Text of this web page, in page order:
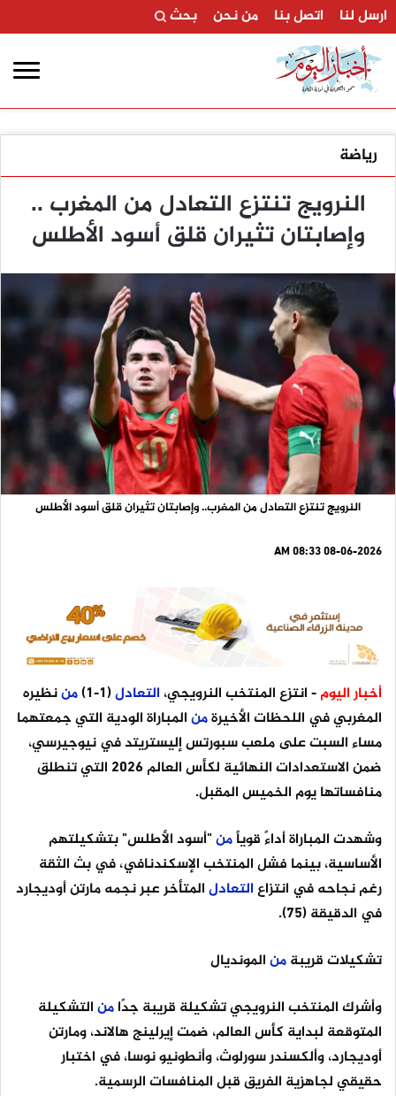
ارسل لنا اتصل بنا من نحن بحث
رياضة
النرويج تنتزع التعادل من المغرب ..
وإصابتان تثيران قلق أسود الأطلس
النرويج تنتزع التعادل من المغرب.. وإصابتان تثيران قلق أسود الأطلس
08-06-2026 08:33 AM
أخبار اليوم- انتزع المنتخب النرويجي، التعادل(1-1) مننظيره
المغربي في اللحظات الأخيرةمنالمباراة الودية التي جمعتهما
مساء السبت على ملعب سبورتس إليستريتد في نيوجيرسي،
ضمن الاستعدادات النهائية لكأس العالم 2026 التي تنطلق
منافساتها يوم الخميس المقبل.
وشهدت المباراة أداءً قوياًمن"أسود الأطلس" بتشكيلتهم
الأساسية، بينما فشل المنتخب الإسكندنافي، في بث الثقة
رغم نجاحه في انتزاعالتعادلالمتأخر عبر نجمه مارتن أوديجارد
في الدقيقة (75).
تشكيلات قريبةمنالمونديال
وأشرك المنتخب النرويجي تشكيلة قريبة جدًامنالتشكيلة
المتوقعة لبداية كأس العالم، ضمت إيرلينج هالاند، ومارتن
أوديجارد، وألكسندر سورلوث، وأنطونيو نوسا، في اختبار
حقيقي لجاهزية الفريق قبل المنافسات الرسمية.